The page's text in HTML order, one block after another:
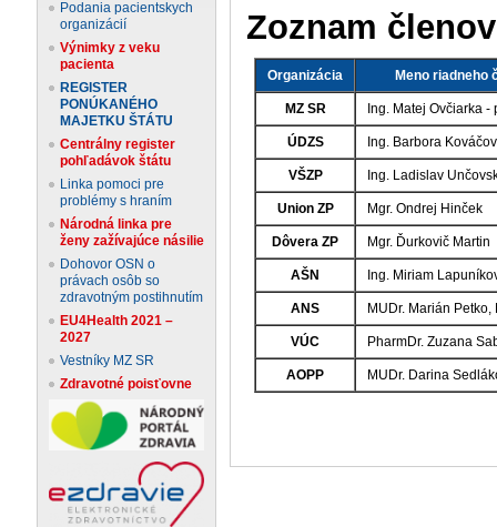
Podania pacientskych
organizácií
Výnimky z veku
pacienta
REGISTER
PONÚKANÉHO
MAJETKU ŠTÁTU
Centrálny register
pohľadávok štátu
Linka pomoci pre
problémy s hraním
Národná linka pre
ženy zažívajúce násilie
Dohovor OSN o
právach osôb so
zdravotným postihnutím
EU4Health 2021 –
2027
Vestníky MZ SR
Zdravotné poisťovne
Zoznam
Organizácia Meno riadneho
MZ SR Ing. Matej Ovčiarka -
ÚDZS Ing. Barbora
VŠZP Ing. Ladislav
Union ZP Mgr. Ondrej Hinček
Dôvera ZP Mgr. Ďurkovič Martin
AŠN Ing. Miriam
ANS MUDr. Marián Petko,
VÚC PharmDr. Zuzana
AOPP MUDr. Darina